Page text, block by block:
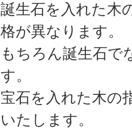
誕生石を入れた木
格が異なります。
もちろん誕生石で
す。
宝石を入れた木の
いたします。